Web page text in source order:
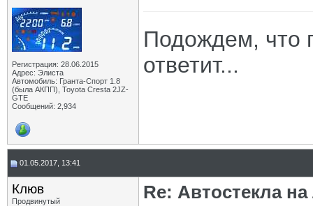
Регистрация: 28.06.2015
Адрес: Элиста
Автомобиль: Гранта-Спорт 1.8
(была АКПП), Toyota Cresta 2JZ-
GTE
Сообщений: 2,934
Подождем, что
ответит...
01.05.2017, 13:41
Клюв
Продвинутый Re: Автостекла